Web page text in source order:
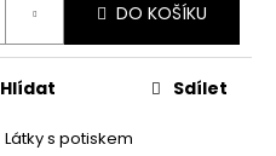
DO KOŠÍKU
Látky s potiskem
Hlídat Sdílet